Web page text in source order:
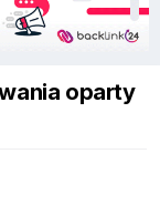
oparty